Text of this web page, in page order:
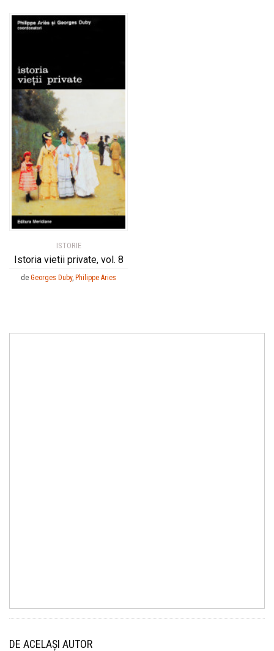
ISTORIE
Istoria vietii private, vol. 8
de Georges Duby, Philippe Aries
DE ACELAȘI AUTOR